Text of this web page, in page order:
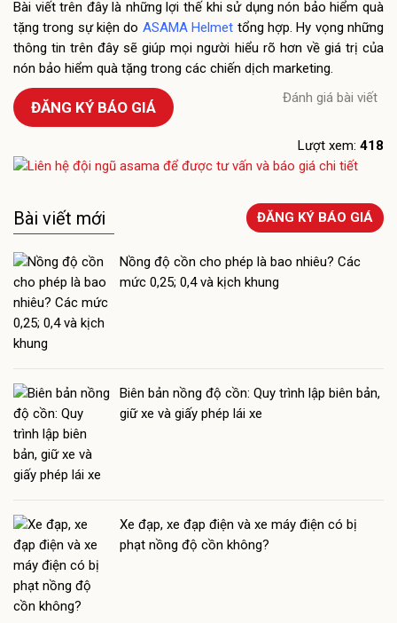
Bài viết trên đây là những lợi thế khi sử dụng nón bảo hiểm quà
tặng trong sự kiện do ASAMA Helmet tổng hợp. Hy vọng những
thông tin trên đây sẽ giúp mọi người hiểu rõ hơn về giá trị của
nón bảo hiểm quà tặng trong các chiến dịch marketing.
Đánh giá bài viết
ĐĂNG KÝ BÁO GIÁ
Lượt xem: 418
Bài viết mới ĐĂNG KÝ BÁO GIÁ
Nồng độ cồn cho phép là bao nhiêu? Các
mức 0,25; 0,4 và kịch khung
Biên bản nồng độ cồn: Quy trình lập biên bản,
giữ xe và giấy phép lái xe
Xe đạp, xe đạp điện và xe máy điện có bị
phạt nồng độ cồn không?